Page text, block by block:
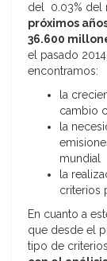
del 0.03% del
próximos
36.600
el pasado
encontramos:
la
cambio
la
mundial
la
criterios
En cuanto a
que desde el
tipo de